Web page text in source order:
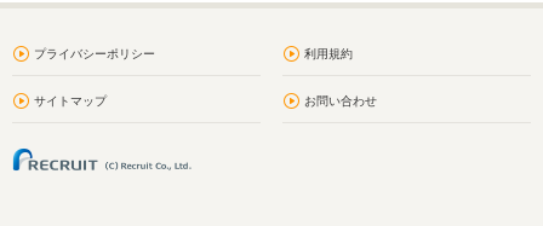
プライバシーポリシー 利用規約
サイトマップ お問い合わせ